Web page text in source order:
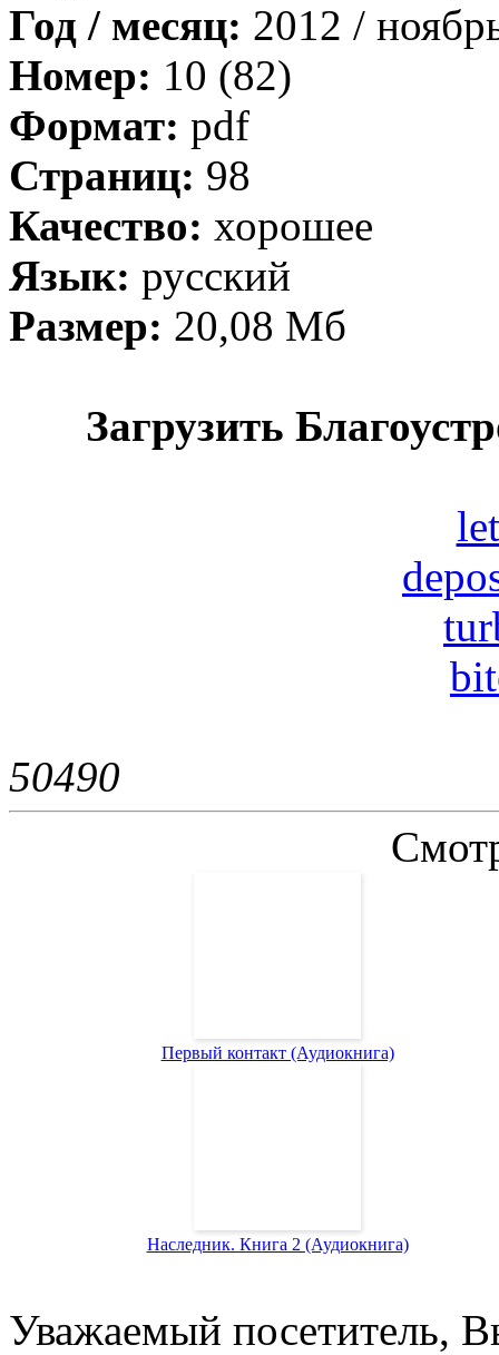
Год / месяц: 2012 /
Номер: 10 (82)
Формат: pdf
Страниц: 98
Качество: хорошее
Язык: русский
Размер: 20,08 Мб
Загрузить
50490
Первый контакт (Аудиокнига)
Наследник. Книга 2 (Аудиокнига)
Уважаемый посетитель,